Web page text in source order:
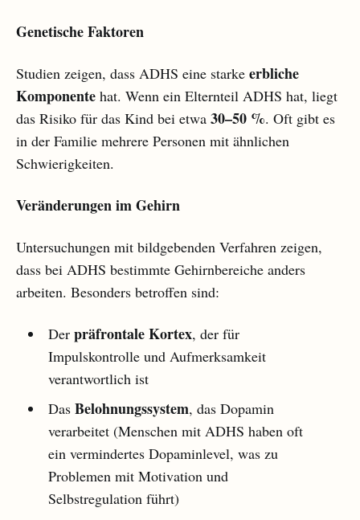
Genetische Faktoren
Studien zeigen, dass ADHS eine starke erbliche
Komponente hat. Wenn ein Elternteil ADHS hat, liegt
das Risiko für das Kind bei etwa 30–50 %. Oft gibt es
in der Familie mehrere Personen mit ähnlichen
Schwierigkeiten.
Veränderungen im Gehirn
Untersuchungen mit bildgebenden Verfahren zeigen,
dass bei ADHS bestimmte Gehirnbereiche anders
arbeiten. Besonders betroffen sind:
Der präfrontale Kortex, der für
Impulskontrolle und Aufmerksamkeit
verantwortlich ist
Das Belohnungssystem, das Dopamin
verarbeitet (Menschen mit ADHS haben oft
ein vermindertes Dopaminlevel, was zu
Problemen mit Motivation und
Selbstregulation führt)